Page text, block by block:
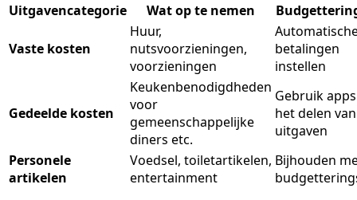
Uitgavencategorie
Wat op te nemen
Vaste kosten
Huur,
nutsvoorzieningen,
voorzieningen
betalingen
instellen
Gedeelde kosten
Keukenbenodigdheden
voor
gemeenschappelijke
diners etc.
Gebruik
het delen van
uitgaven
Personele
artikelen
Voedsel, toiletartikelen,
entertainment
Bijhouden